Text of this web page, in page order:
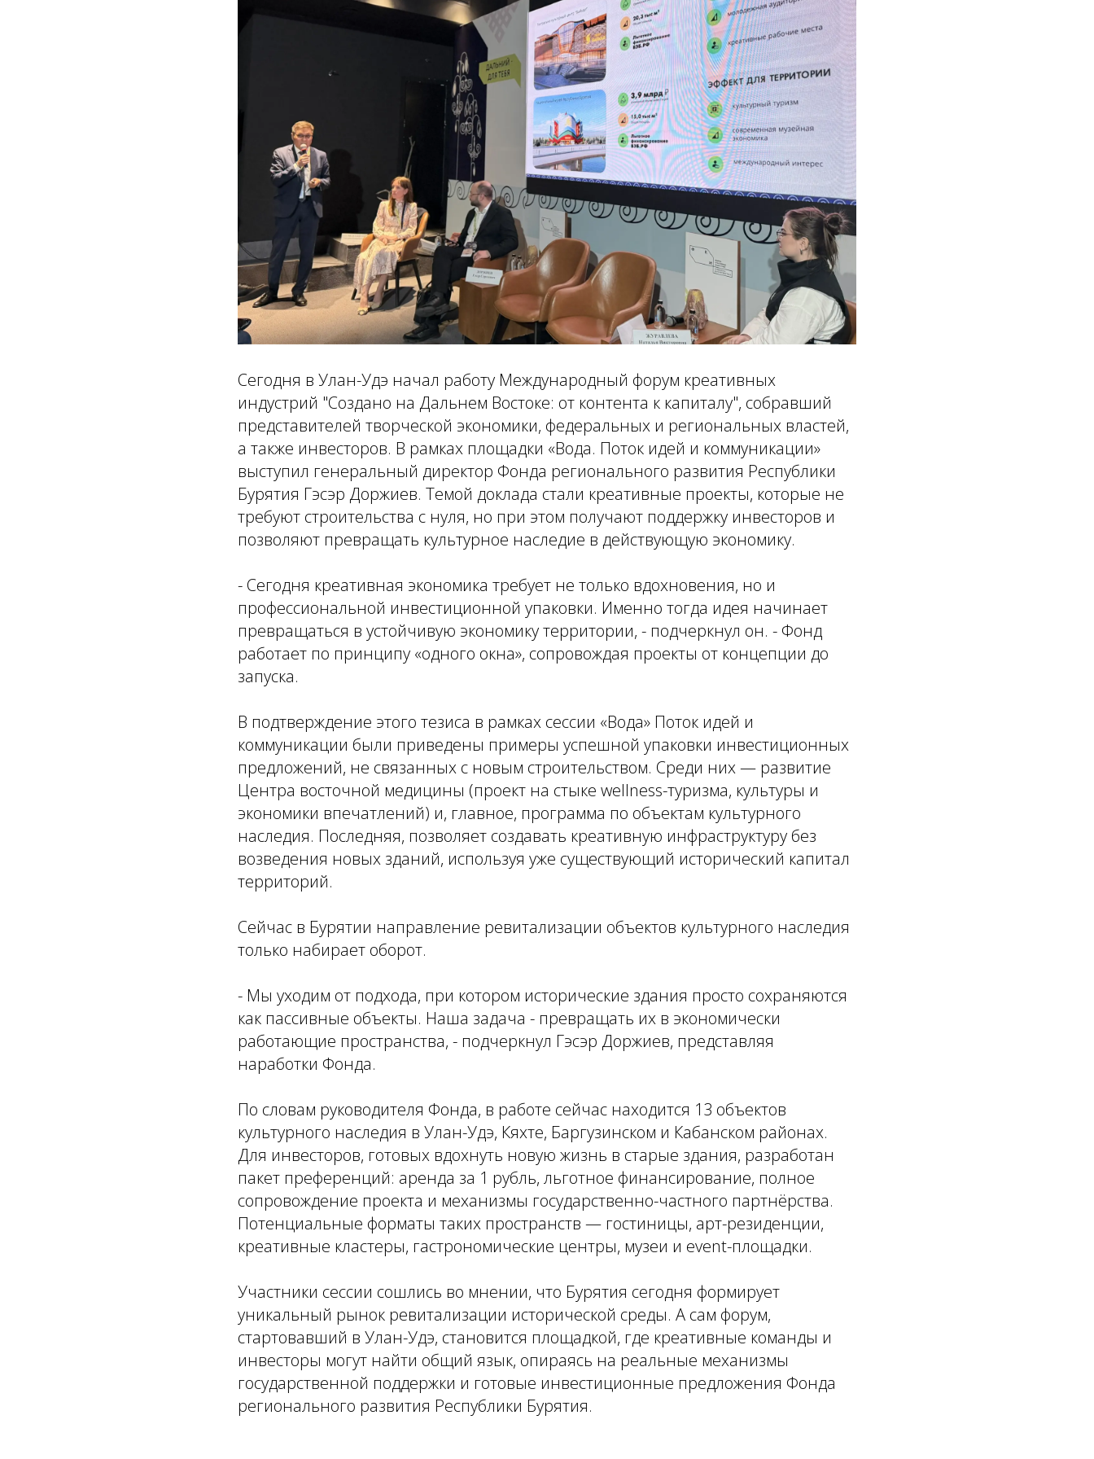
Сегодня в Улан-Удэ начал работу Международный форум креативных
индустрий "Создано на Дальнем Востоке: от контента к капиталу", собравший
представителей творческой экономики, федеральных и региональных властей,
а также инвесторов. В рамках площадки «Вода. Поток идей и коммуникации»
выступил генеральный директор Фонда регионального развития Республики
Бурятия Гэсэр Доржиев. Темой доклада стали креативные проекты, которые не
требуют строительства с нуля, но при этом получают поддержку инвесторов и
позволяют превращать культурное наследие в действующую экономику.
- Сегодня креативная экономика требует не только вдохновения, но и
профессиональной инвестиционной упаковки. Именно тогда идея начинает
превращаться в устойчивую экономику территории, - подчеркнул он. - Фонд
работает по принципу «одного окна», сопровождая проекты от концепции до
запуска.
В подтверждение этого тезиса в рамках сессии «Вода» Поток идей и
коммуникации были приведены примеры успешной упаковки инвестиционных
предложений, не связанных с новым строительством. Среди них — развитие
Центра восточной медицины (проект на стыке wellness-туризма, культуры и
экономики впечатлений) и, главное, программа по объектам культурного
наследия. Последняя, позволяет создавать креативную инфраструктуру без
возведения новых зданий, используя уже существующий исторический капитал
территорий.
Сейчас в Бурятии направление ревитализации объектов культурного наследия
только набирает оборот.
- Мы уходим от подхода, при котором исторические здания просто сохраняются
как пассивные объекты. Наша задача - превращать их в экономически
работающие пространства, - подчеркнул Гэсэр Доржиев, представляя
наработки Фонда.
По словам руководителя Фонда, в работе сейчас находится 13 объектов
культурного наследия в Улан-Удэ, Кяхте, Баргузинском и Кабанском районах.
Для инвесторов, готовых вдохнуть новую жизнь в старые здания, разработан
пакет преференций: аренда за 1 рубль, льготное финансирование, полное
сопровождение проекта и механизмы государственно-частного партнёрства.
Потенциальные форматы таких пространств — гостиницы, арт-резиденции,
креативные кластеры, гастрономические центры, музеи и event-площадки.
Участники сессии сошлись во мнении, что Бурятия сегодня формирует
уникальный рынок ревитализации исторической среды. А сам форум,
стартовавший в Улан-Удэ, становится площадкой, где креативные команды и
инвесторы могут найти общий язык, опираясь на реальные механизмы
государственной поддержки и готовые инвестиционные предложения Фонда
регионального развития Республики Бурятия.